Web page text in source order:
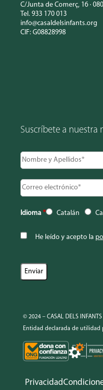
C/Junta de Comerç, 16 ·
Tel. 933 170 013
info@casaldelsinfants.org
CIF: G08828998
Suscríbete a nuestra
Idioma * Catalán
He leído y acepto la
© 2024 – CASAL DELS INFANTS
Entidad declarada de utilidad
Privacidad